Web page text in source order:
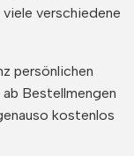
viele verschiedene
persönlichen
Bestellmengen
kostenlos